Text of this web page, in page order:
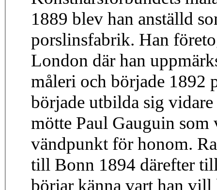
1889 blev han anställd
porslinsfabrik. Han
London där han
måleri och började 1892
började utbilda sig
mötte Paul Gauguin som
vändpunkt för honom.
till Bonn 1894 därefter
börjar känna vart han